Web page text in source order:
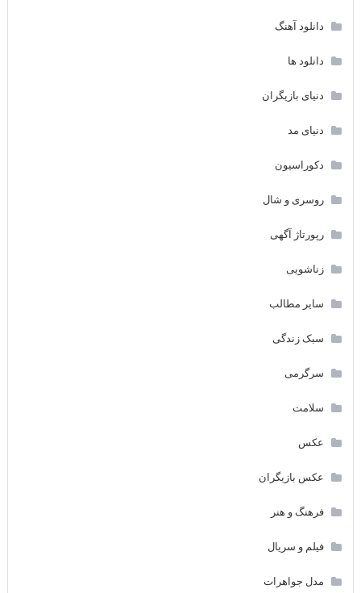
دانلود آهنگ
دانلود ها
دنیای بازیگران
دنیای مد
دکوراسیون
روسری و شال
رپورتاژ آگهی
زناشویی
سایر مطالب
سبک زندگی
سرگرمی
سلامت
عکس
عکس بازیگران
فرهنگ و هنر
فیلم و سریال
مدل جواهرات